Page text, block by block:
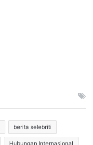
berita selebriti
Hubungan Internasional